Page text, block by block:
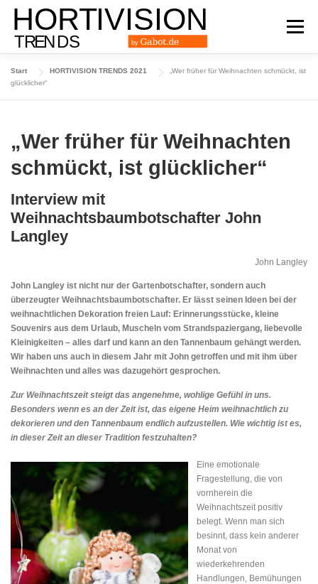
Zum
Inhalt
springen
Menü
DAS TRENDMAGAZIN AUSGABE 2024
AUSGABE 2023 AUSGABE 2022 ARCHIV
Start HORTIVISION TRENDS 2021
„Wer früher für Weihnachten schmückt, ist
glücklicher“
„Wer früher für Weihnachten
schmückt, ist glücklicher“
Interview mit
Weihnachtsbaumbotschafter John
Langley
John Langley
John Langley ist nicht nur der Gartenbotschafter, sondern auch
überzeugter Weihnachtsbaumbotschafter. Er lässt seinen Ideen bei der
weihnachtlichen Dekoration freien Lauf: Erinnerungsstücke, kleine
Souvenirs aus dem Urlaub, Muscheln vom Strandspaziergang, liebevolle
Kleinigkeiten – alles darf und kann an den Tannenbaum gehängt werden.
Wir haben uns auch in diesem Jahr mit John getroffen und mit ihm über
Weihnachten und alles was dazugehört gesprochen.
Zur Weihnachtszeit steigt das angenehme, wohlige Gefühl in uns.
Besonders wenn es an der Zeit ist, das eigene Heim weihnachtlich zu
dekorieren und den Tannenbaum endlich aufzustellen. Wie wichtig ist es,
in dieser Zeit an dieser Tradition festzuhalten?
Eine emotionale
Fragestellung, die von
vornherein die
Weihnachtszeit positiv
belegt. Wenn man sich
besinnt, dass kein anderer
Monat von
wiederkehrenden
Handlungen, Bemühungen